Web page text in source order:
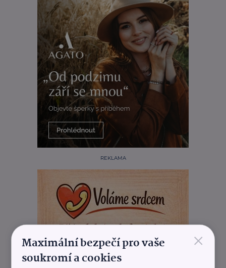
REKLAMA
×
Maximální bezpečí pro vaše
soukromí a cookies